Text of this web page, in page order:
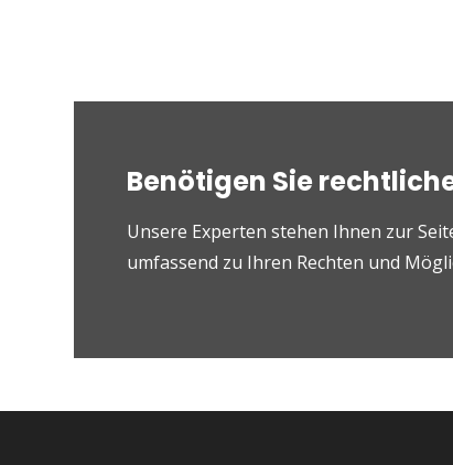
Benötigen Sie
Unsere Experten stehen Ihnen zur
umfassend zu Ihren Rechten und